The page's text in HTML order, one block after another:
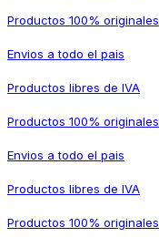
Productos 100% originales
Envios a todo el pais
Productos libres de IVA
Productos 100% originales
Envios a todo el pais
Productos libres de IVA
Productos 100% originales